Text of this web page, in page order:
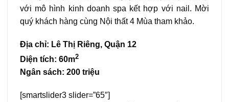
với mô hình kinh doanh spa kết hợp với nail. Mời
quý khách hàng cùng Nội thất 4 Mùa tham khảo.
Địa chỉ: Lê Thị Riêng, Quận 12
Diện tích: 60m2
Ngân sách: 200 triệu
[smartslider3 slider=”65″]